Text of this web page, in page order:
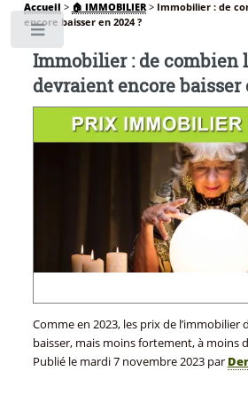
Accueil > 🏠 IMMOBILIER> Immobilier : de
encore baisser en 2024 ?
Immobilier : de combien
devraient encore baisser
Comme en 2023, les prix de
baisser, mais moins fortement, à moins
Publié le mardi 7 novembre 2023par